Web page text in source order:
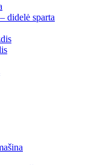
didelė sparta